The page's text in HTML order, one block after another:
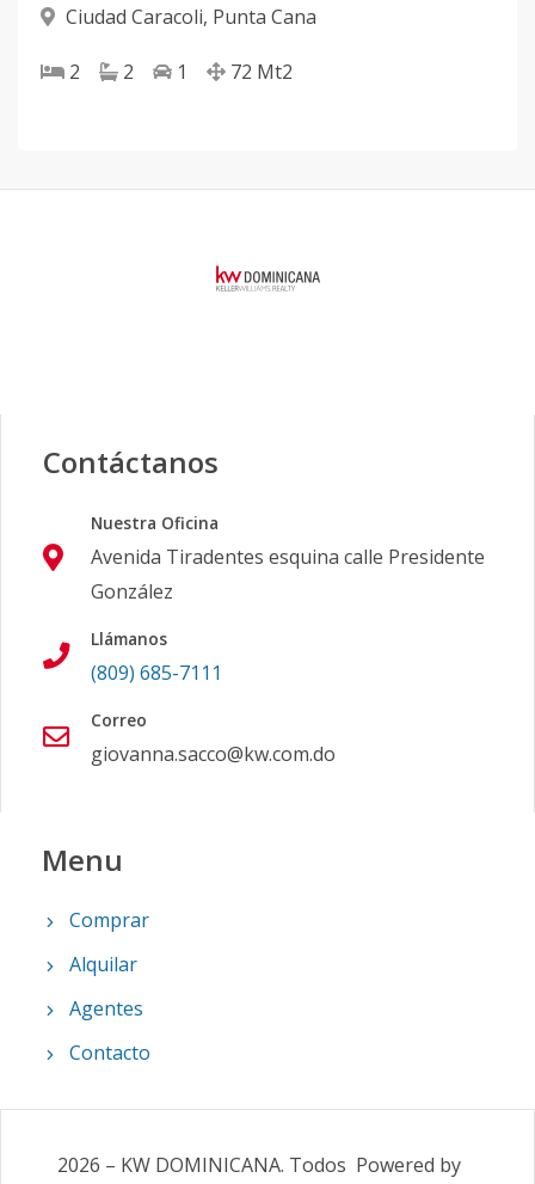
Ciudad Caracoli, Punta Cana
2 2 1 72 Mt2
Contáctanos
Nuestra Oficina
Avenida Tiradentes esquina calle Presidente
González
Llámanos
(809) 685-7111
Correo
giovanna.sacco@kw.com.do
Menu
Comprar
Alquilar
Agentes
Contacto
2026 – KW DOMINICANA. Todos Powered by